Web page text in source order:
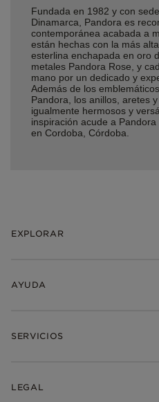
Fundada en 1982 y con
Dinamarca, Pandora es
contemporánea acabada a
están hechas con la más
esterlina enchapada en oro
metales Pandora Rose, y
mano por un dedicado y
Además de los
Pandora, los anillos, aretes
igualmente hermosos y
inspiración acude a
en Cordoba, Córdoba.
EXPLORAR
AYUDA
SERVICIOS
LEGAL